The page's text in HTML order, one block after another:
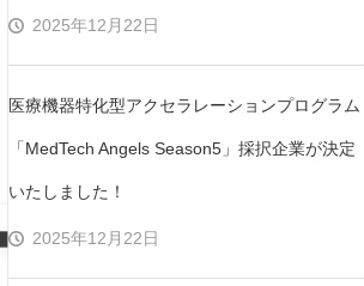
2025年12月22日
医療機器特化型アクセラレーションプログラム
「MedTech Angels Season5」採択企業が決定
いたしました！
2025年12月22日